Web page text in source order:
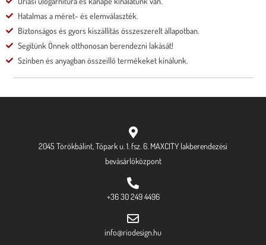
Hatalmas a méret- és elemválaszték.
Biztonságos és gyors kiszállítás összeszerelt állapotban.
Segítünk Önnek otthonosan berendezni lakását!
Színben és anyagban összeillő termékeket kínálunk.
2045 Törökbálint, Tópark u. 1. fsz. 6. MAXCITY lakberendezési
bevásárlóközpont
+36 30 249 4496
info@riodesign.hu